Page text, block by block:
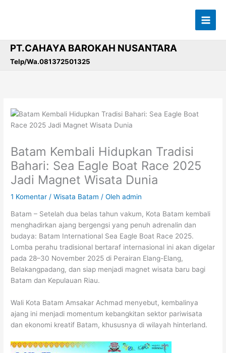
PT.CAHAYA BAROKAH NUSANTARA
Telp/Wa.081372501325
Batam Kembali Hidupkan Tradisi
Bahari: Sea Eagle Boat Race 2025
Jadi Magnet Wisata Dunia
1 Komentar /Wisata Batam / Olehadmin
Batam – Setelah dua belas tahun vakum, Kota Batam kembali
menghadirkan ajang bergengsi yang penuh adrenalin dan
budaya: Batam International Sea Eagle Boat Race 2025.
Lomba perahu tradisional bertaraf internasional ini akan digelar
pada 28–30 November 2025 di Perairan Elang-Elang,
Belakangpadang, dan siap menjadi magnet wisata baru bagi
Batam dan Kepulauan Riau.
Wali Kota Batam Amsakar Achmad menyebut, kembalinya
ajang ini menjadi momentum kebangkitan sektor pariwisata
dan ekonomi kreatif Batam, khususnya di wilayah hinterland.